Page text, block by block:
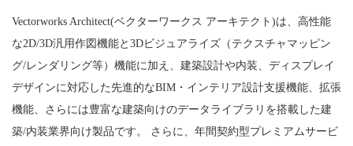
Vectorworks Architect(ベクターワークス アーキテクト)は、高性能
な2D/3D汎用作図機能と3Dビジュアライズ（テクスチャマッピン
グ/レンダリング等）機能に加え、建築設計や内装、ディスプレイ
デザインに対応した先進的なBIM・インテリア設計支援機能、拡張
機能、さらには豊富な建築向けのデータライブラリを搭載した建
築/内装業界向け製品です。 さらに、年間契約型プレミアムサービ